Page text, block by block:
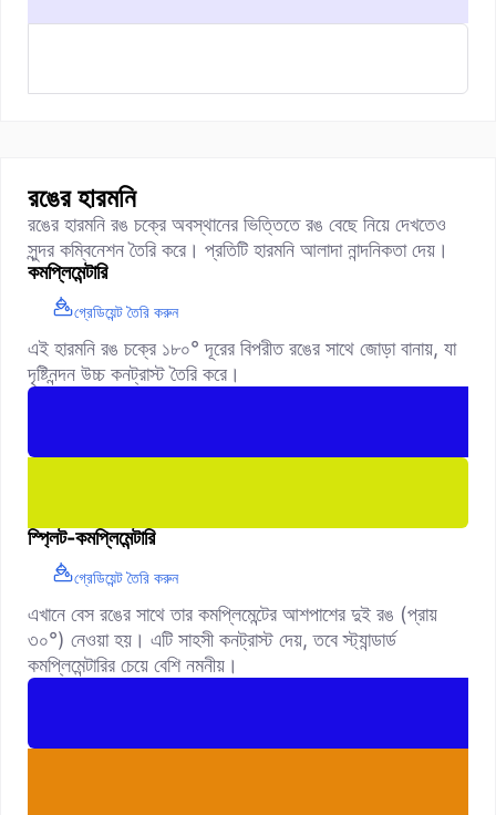
রঙের হারমনি
রঙের হারমনি রঙ চক্রে অবস্থানের ভিত্তিতে রঙ বেছে নিয়ে দেখতেও
সুন্দর কম্বিনেশন তৈরি করে। প্রতিটি হারমনি আলাদা নান্দনিকতা দেয়।
কমপ্লিমেন্টারি
গ্রেডিয়েন্ট তৈরি করুন
এই হারমনি রঙ চক্রে ১৮০° দূরের বিপরীত রঙের সাথে জোড়া বানায়, যা
দৃষ্টিনন্দন উচ্চ কনট্রাস্ট তৈরি করে।
স্প্লিট-কমপ্লিমেন্টারি
গ্রেডিয়েন্ট তৈরি করুন
এখানে বেস রঙের সাথে তার কমপ্লিমেন্টের আশপাশের দুই রঙ (প্রায়
৩০°) নেওয়া হয়। এটি সাহসী কনট্রাস্ট দেয়, তবে স্ট্যান্ডার্ড
কমপ্লিমেন্টারির চেয়ে বেশি নমনীয়।